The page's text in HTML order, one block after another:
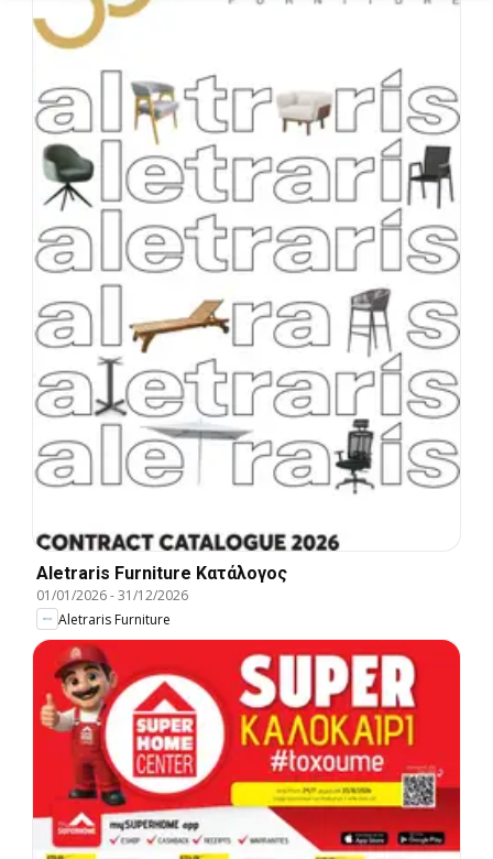
Aletraris Furniture Κατάλογος
01/01/2026-31/12/2026
Aletraris Furniture